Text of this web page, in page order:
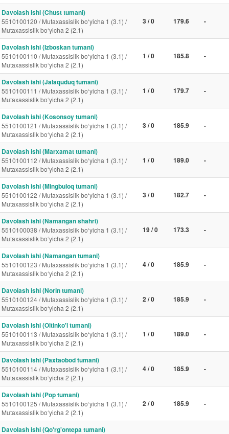
Davolash ishi (Chust tumani)
5510100120 / Mutaxassislik bo‘yicha 1 (3.1) /
Mutaxassislik bo‘yicha 2 (2.1)
3 / 0 179.6 -
Davolash ishi (Izboskan tumani)
5510100110 / Mutaxassislik bo‘yicha 1 (3.1) /
Mutaxassislik bo‘yicha 2 (2.1)
1 / 0 185.8 -
Davolash ishi (Jalaquduq tumani)
5510100111 / Mutaxassislik bo‘yicha 1 (3.1) /
Mutaxassislik bo‘yicha 2 (2.1)
1 / 0 179.7 -
Davolash ishi (Kosonsoy tumani)
5510100121 / Mutaxassislik bo‘yicha 1 (3.1) /
Mutaxassislik bo‘yicha 2 (2.1)
3 / 0 185.9 -
Davolash ishi (Marxamat tumani)
5510100112 / Mutaxassislik bo‘yicha 1 (3.1) /
Mutaxassislik bo‘yicha 2 (2.1)
1 / 0 189.0 -
Davolash ishi (Mingbuloq tumani)
5510100122 / Mutaxassislik bo‘yicha 1 (3.1) /
Mutaxassislik bo‘yicha 2 (2.1)
3 / 0 182.7 -
Davolash ishi (Namangan shahri)
5510100038 / Mutaxassislik bo‘yicha 1 (3.1) /
Mutaxassislik bo‘yicha 2 (2.1)
19 / 0 173.3 -
Davolash ishi (Namangan tumani)
5510100123 / Mutaxassislik bo‘yicha 1 (3.1) /
Mutaxassislik bo‘yicha 2 (2.1)
4 / 0 185.9 -
Davolash ishi (Norin tumani)
5510100124 / Mutaxassislik bo‘yicha 1 (3.1) /
Mutaxassislik bo‘yicha 2 (2.1)
2 / 0 185.9 -
Davolash ishi (Oltinko'l tumani)
5510100113 / Mutaxassislik bo‘yicha 1 (3.1) /
Mutaxassislik bo‘yicha 2 (2.1)
1 / 0 189.0 -
Davolash ishi (Paxtaobod tumani)
5510100114 / Mutaxassislik bo‘yicha 1 (3.1) /
Mutaxassislik bo‘yicha 2 (2.1)
4 / 0 185.9 -
Davolash ishi (Pop tumani)
5510100125 / Mutaxassislik bo‘yicha 1 (3.1) /
Mutaxassislik bo‘yicha 2 (2.1)
2 / 0 185.9 -
Davolash ishi (Qo'rg'ontepa tumani)